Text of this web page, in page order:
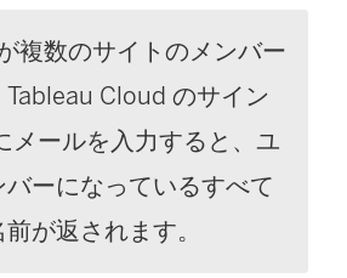
複数のサイトのメンバー
Cloud のサイン
メールを入力すると、ユ
ーになっているすべて
が返されます。